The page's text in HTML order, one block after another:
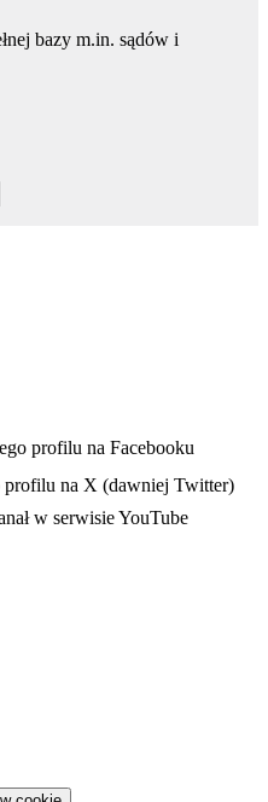
bazy m.in. sądów i
karcie
profilu na Facebooku
profilu na X (dawniej Twitter)
karcie
w serwisie YouTube